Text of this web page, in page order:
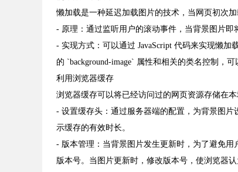
懒加载是一种延迟加载图片的技术，当网页初次
- 原理：通过监听用户的滚动事件，当背景图片
- 实现方式：可以通过 JavaScript 代码来实现懒加
的 `background-image` 属性和相关的类名控制，
利用浏览器缓存
浏览器缓存可以将已经访问过的网页资源存储在
- 设置缓存头：通过服务器端的配置，为背景图片
示缓存的有效时长。
- 版本管理：当背景图片发生更新时，为了避免用
版本号。当图片更新时，修改版本号，使浏览器